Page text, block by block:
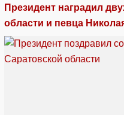
Президент наградил
области и певца